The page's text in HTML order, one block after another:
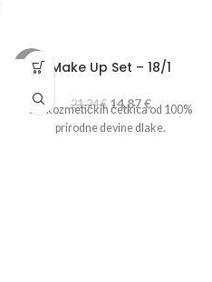
-30% Make Up Set – 18/1
21,24€ 14,87€
Set kozmetičkih četkica od 100%
prirodne devine dlake.